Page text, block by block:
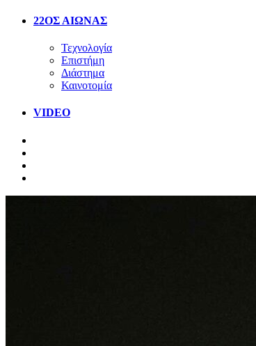
22ΟΣ ΑΙΩΝΑΣ
Τεχνολογία
Επιστήμη
Διάστημα
Καινοτομία
VIDEO